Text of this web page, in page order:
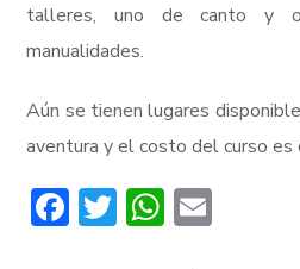
talleres, uno de canto y
manualidades.
Aún se tienen lugares
aventura y el costo del curso
Facebook
Twitter